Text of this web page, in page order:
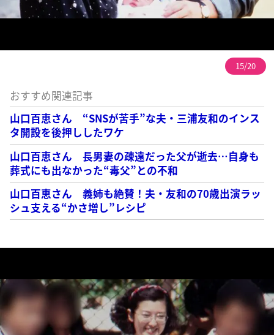
15/20
おすすめ関連記事
山口百恵さん “SNSが苦手”な夫・三浦友和のインス
タ開設を後押ししたワケ
山口百恵さん 長男妻の疎遠だった父が逝去…自身も
葬式にも出なかった“毒父”との不和
山口百恵さん 義姉も絶賛！夫・友和の70歳出演ラッ
シュ支える“かさ増し”レシピ